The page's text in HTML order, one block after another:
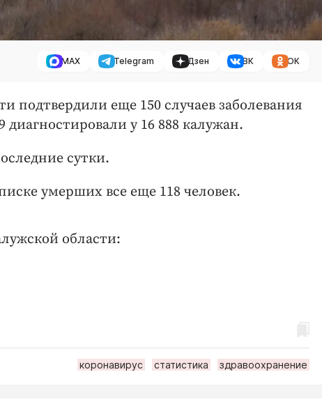
MAX Telegram Дзен ВК ОК
подтвердили еще 150 случаев заболевания
у 16 888 калужан.
сутки.
умерших все еще 118 человек.
области:
коронавирус статистика здравоохранение